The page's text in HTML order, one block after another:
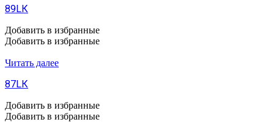
89LК
Добавить в избранные
Добавить в избранные
Читать далее
87LК
Добавить в избранные
Добавить в избранные